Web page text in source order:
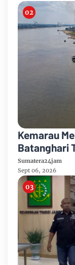
Kemarau
Batanghari
Hadapi
Karhutla
Sumatera24jam
Sept 06, 2026